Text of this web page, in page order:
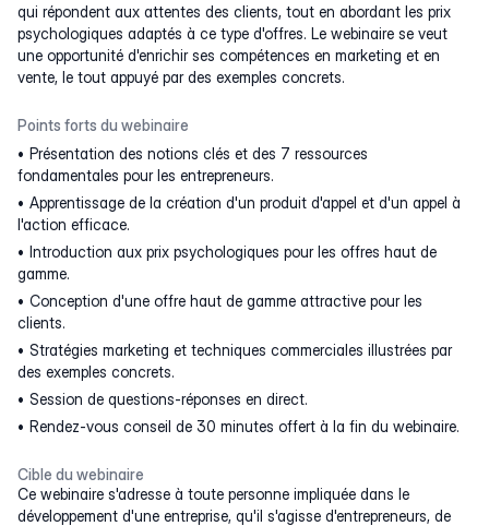
qui répondent aux attentes des clients, tout en abordant les prix
psychologiques adaptés à ce type d'offres. Le webinaire se veut
une opportunité d'enrichir ses compétences en marketing et en
vente, le tout appuyé par des exemples concrets.
Points forts du webinaire
Présentation des notions clés et des 7 ressources
fondamentales pour les entrepreneurs.
Apprentissage de la création d'un produit d'appel et d'un appel à
l'action efficace.
Introduction aux prix psychologiques pour les offres haut de
gamme.
Conception d'une offre haut de gamme attractive pour les
clients.
Stratégies marketing et techniques commerciales illustrées par
des exemples concrets.
Session de questions-réponses en direct.
Rendez-vous conseil de 30 minutes offert à la fin du webinaire.
Cible du webinaire
Ce webinaire s'adresse à toute personne impliquée dans le
développement d'une entreprise, qu'il s'agisse d'entrepreneurs, de